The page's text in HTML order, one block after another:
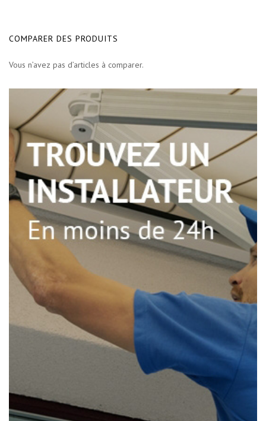
COMPARER DES PRODUITS
Vous n’avez pas d’articles à comparer.